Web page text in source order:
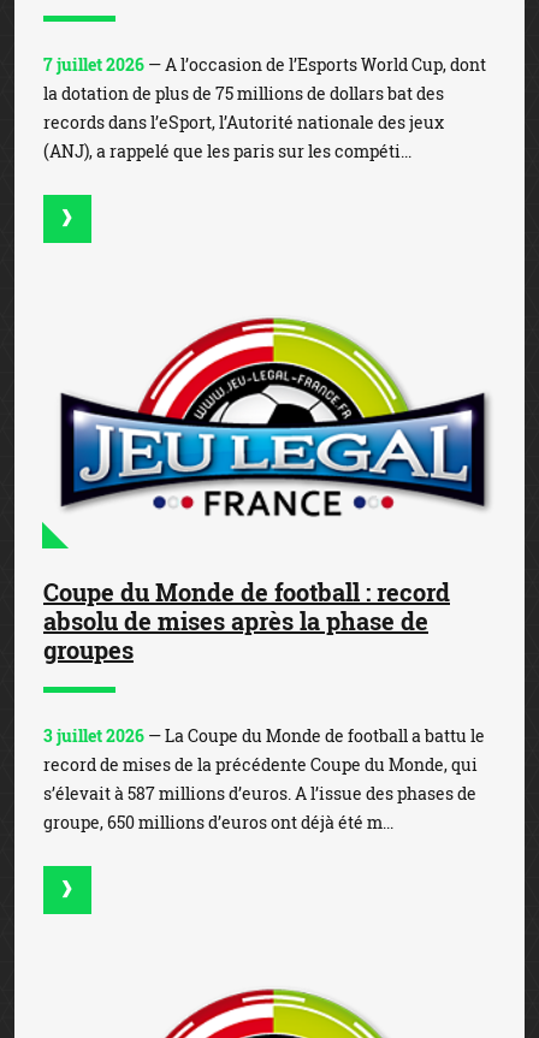
7 juillet 2026 — A l’occasion de l’Esports World Cup, dont
la dotation de plus de 75 millions de dollars bat des
records dans l’eSport, l’Autorité nationale des jeux
(ANJ), a rappelé que les paris sur les compéti...
Coupe du Monde de football : record
absolu de mises après la phase de
groupes
3 juillet 2026 — La Coupe du Monde de football a battu le
record de mises de la précédente Coupe du Monde, qui
s’élevait à 587 millions d’euros. A l’issue des phases de
groupe, 650 millions d’euros ont déjà été m...